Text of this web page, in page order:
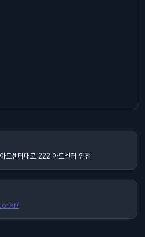
트센터대로 222 아트센터 인천